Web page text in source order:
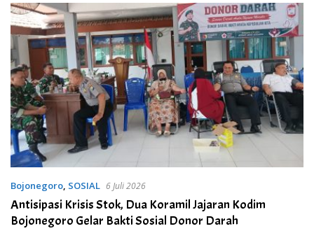
Bojonegoro, SOSIAL 6 Juli 2026
Antisipasi Krisis Stok, Dua Koramil Jajaran Kodim
Bojonegoro Gelar Bakti Sosial Donor Darah